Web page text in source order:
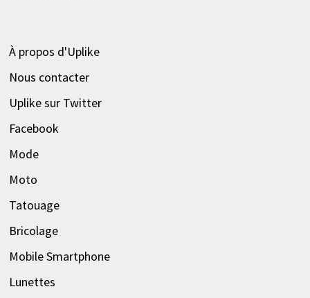
À propos d'Uplike
Nous contacter
Uplike sur Twitter
Facebook
Mode
Moto
Tatouage
Bricolage
Mobile Smartphone
Lunettes